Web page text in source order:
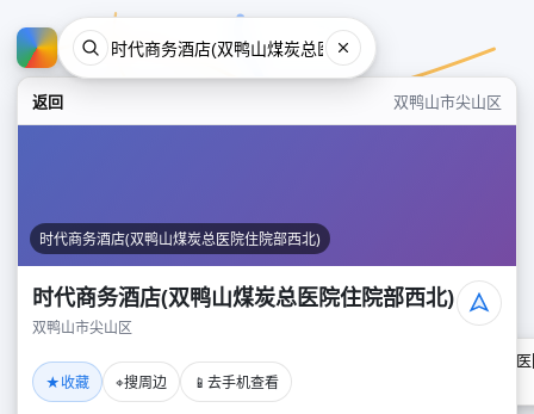
返回 双鸭山市尖山区
时代商务酒店(双鸭山煤炭总医院住院部西北)
时代商务酒店(双鸭山煤炭总医院住院部西北)
双鸭山市尖山区
★收藏 ⌖搜周边 📱 去手机查看
时代商务酒店(双鸭山煤炭总